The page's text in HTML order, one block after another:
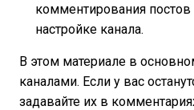
комментирования
настройке канала.
В этом материале в
каналами. Если у вас
задавайте их в